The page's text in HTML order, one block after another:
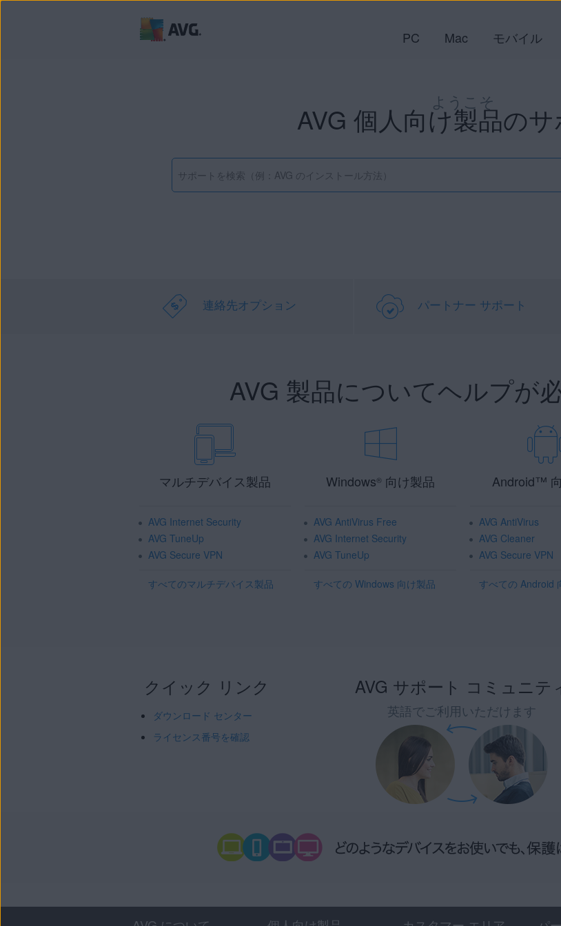
PC Mac モバイル
ようこそ
AVG 個人向け製品のサ
連絡先オプション パートナー サポート
AVG 製品についてヘルプが
マルチデバイス製品
AVG Internet Security
AVG TuneUp
AVG Secure VPN
すべてのマルチデバイス製品
Windows® 向け製品
AVG AntiVirus Free
AVG Internet Security
AVG TuneUp
すべての Windows 向け製品
Android™
AVG AntiVirus
AVG Cleaner
AVG Secure VPN
すべての Android
クイック リンク
ダウンロード センター
ライセンス番号を確認
AVG サポート コミュニテ
英語でご利用いただけます